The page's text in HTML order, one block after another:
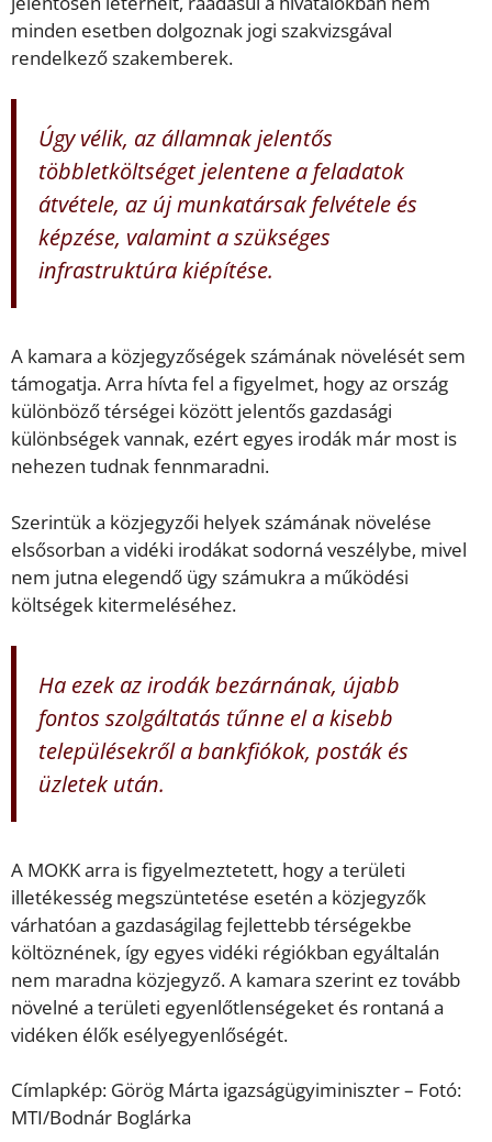
minden esetben dolgoznak jogi szakvizsgával
rendelkező szakemberek.
Úgy vélik, az államnak jelentős
többletköltséget jelentene a feladatok
átvétele, az új munkatársak felvétele és
képzése, valamint a szükséges
infrastruktúra kiépítése.
A kamara a közjegyzőségek számának növelését sem
támogatja. Arra hívta fel a figyelmet, hogy az ország
különböző térségei között jelentős gazdasági
különbségek vannak, ezért egyes irodák már most is
nehezen tudnak fennmaradni.
Szerintük a közjegyzői helyek számának növelése
elsősorban a vidéki irodákat sodorná veszélybe, mivel
nem jutna elegendő ügy számukra a működési
költségek kitermeléséhez.
Ha ezek az irodák bezárnának, újabb
fontos szolgáltatás tűnne el a kisebb
településekről a bankfiókok, posták és
üzletek után.
A MOKK arra is figyelmeztetett, hogy a területi
illetékesség megszüntetése esetén a közjegyzők
várhatóan a gazdaságilag fejlettebb térségekbe
költöznének, így egyes vidéki régiókban egyáltalán
nem maradna közjegyző. A kamara szerint ez tovább
növelné a területi egyenlőtlenségeket és rontaná a
vidéken élők esélyegyenlőségét.
Címlapkép: Görög Márta igazságügyiminiszter – Fotó:
MTI/Bodnár Boglárka